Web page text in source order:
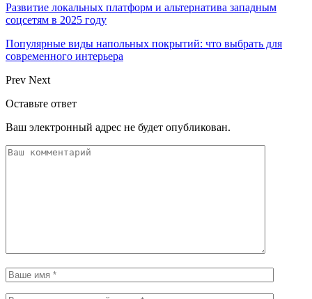
Развитие локальных платформ и альтернатива западным
соцсетям в 2025 году
Популярные виды напольных покрытий: что выбрать для
современного интерьера
Prev Next
Оставьте ответ
Ваш электронный адрес не будет опубликован.